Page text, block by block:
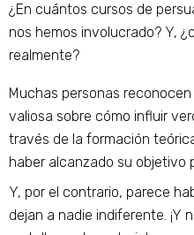
¿En cuántos cursos de
nos hemos involucrado? Y,
realmente?
Muchas personas
valiosa sobre cómo influir
través de la formación
haber alcanzado su objetivo
Y, por el contrario, parece
dejan a nadie indiferente. ¡Y